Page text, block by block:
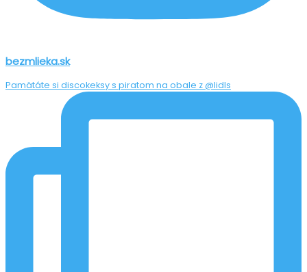
bezmlieka.sk
Pamätáte si discokeksy s piratom na obale z @lidls